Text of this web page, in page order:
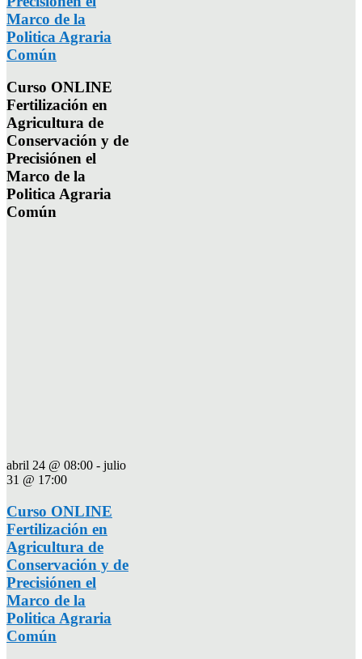
Marco de la
Politica Agraria
Común
Curso ONLINE
Fertilización en
Agricultura de
Conservación y de
Precisiónen el
Marco de la
Politica Agraria
Común
abril 24 @ 08:00 - julio
31 @ 17:00
Curso ONLINE
Fertilización en
Agricultura de
Conservación y de
Precisiónen el
Marco de la
Politica Agraria
Común